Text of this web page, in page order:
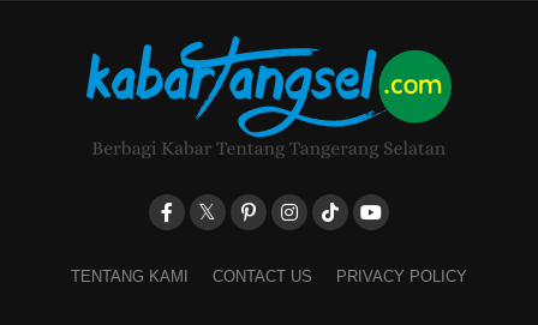
TENTANG KAMI CONTACT US PRIVACY POLICY